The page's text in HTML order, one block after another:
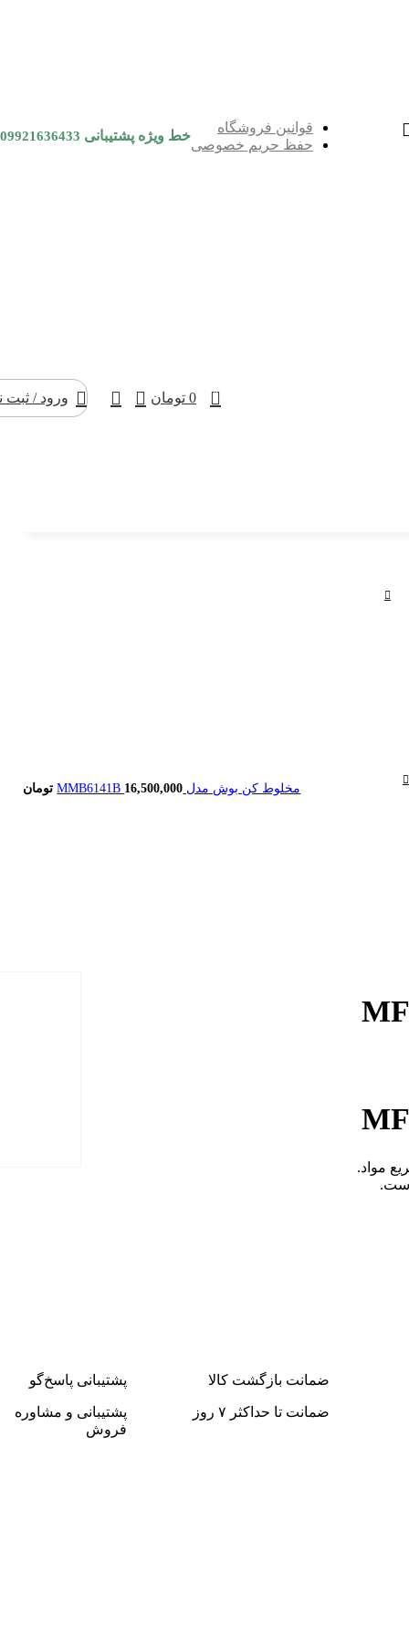
قوانین فروشگاه
حفظ حریم خصوصی
خط ویژه پشتیبانی 09921636433
0
0 تومان ورود / ثبت
مخلوط کن بوش مدل MMB6141B 16,500,000 تومان
مواد.
ضمانت بازگشت کالا
ضمانت تا حداکثر ۷ روز
پشتیبانی پاسخ‌گو
پشتیبانی و مشاوره
فروش